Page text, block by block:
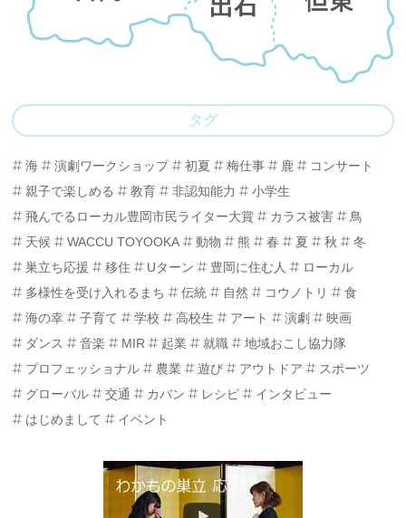
タグ
海 演劇ワークショップ 初夏 梅仕事 鹿
コンサート
親子で楽しめる
教育 非認知能力
小学生
飛んでるローカル豊岡市民ライター大賞
カラス被害
鳥
天候
WACCU TOYOOKA 動物 熊 春 夏 秋
冬
巣立ち応援
移住 Uターン 豊岡に住む人
ローカル
多様性を受け入れるまち
伝統 自然 コウノトリ
食
海の幸
子育て 学校 高校生 アート 演劇
映画
ダンス
音楽 MIR 起業 就職
地域おこし協力隊
プロフェッショナル
農業 遊び アウトドア
スポーツ
グローバル
交通 カバン レシピ
インタビュー
はじめまして
イベント